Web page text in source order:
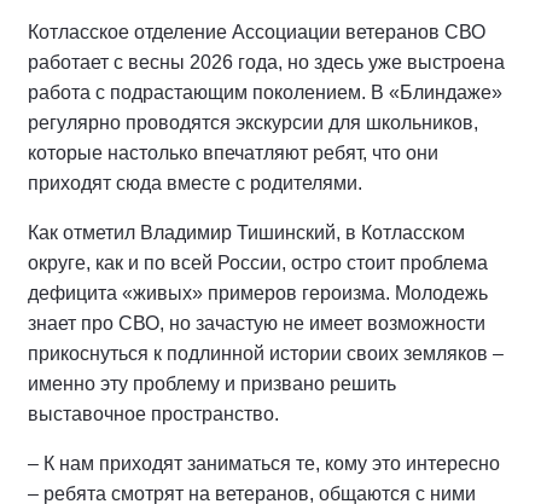
Котласское отделение Ассоциации ветеранов СВО
работает с весны 2026 года, но здесь уже выстроена
работа с подрастающим поколением. В «Блиндаже»
регулярно проводятся экскурсии для школьников,
которые настолько впечатляют ребят, что они
приходят сюда вместе с родителями.
Как отметил Владимир Тишинский, в Котласском
округе, как и по всей России, остро стоит проблема
дефицита «живых» примеров героизма. Молодежь
знает про СВО, но зачастую не имеет возможности
прикоснуться к подлинной истории своих земляков –
именно эту проблему и призвано решить
выставочное пространство.
– К нам приходят заниматься те, кому это интересно
– ребята смотрят на ветеранов, общаются с ними